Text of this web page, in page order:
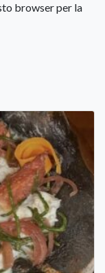
browser per la